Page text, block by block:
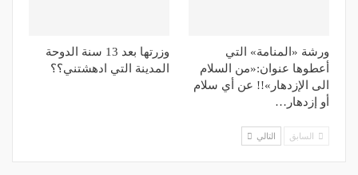
ورشة «المنامة» التي
أعطوها عنوان:«من السلام
الى الإزدهار»!! عن أي سلام
أو إزدهار…
وزرتها بعد 13 سنة الدوحة
المدينة التي ادهشتني؟؟
السابق التالي